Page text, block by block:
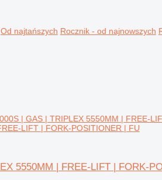
Od najtańszych Rocznik - od najnowszych
LIFT | FORK-POSITIONER | FU
5550MM | FREE-LIFT | FORK-